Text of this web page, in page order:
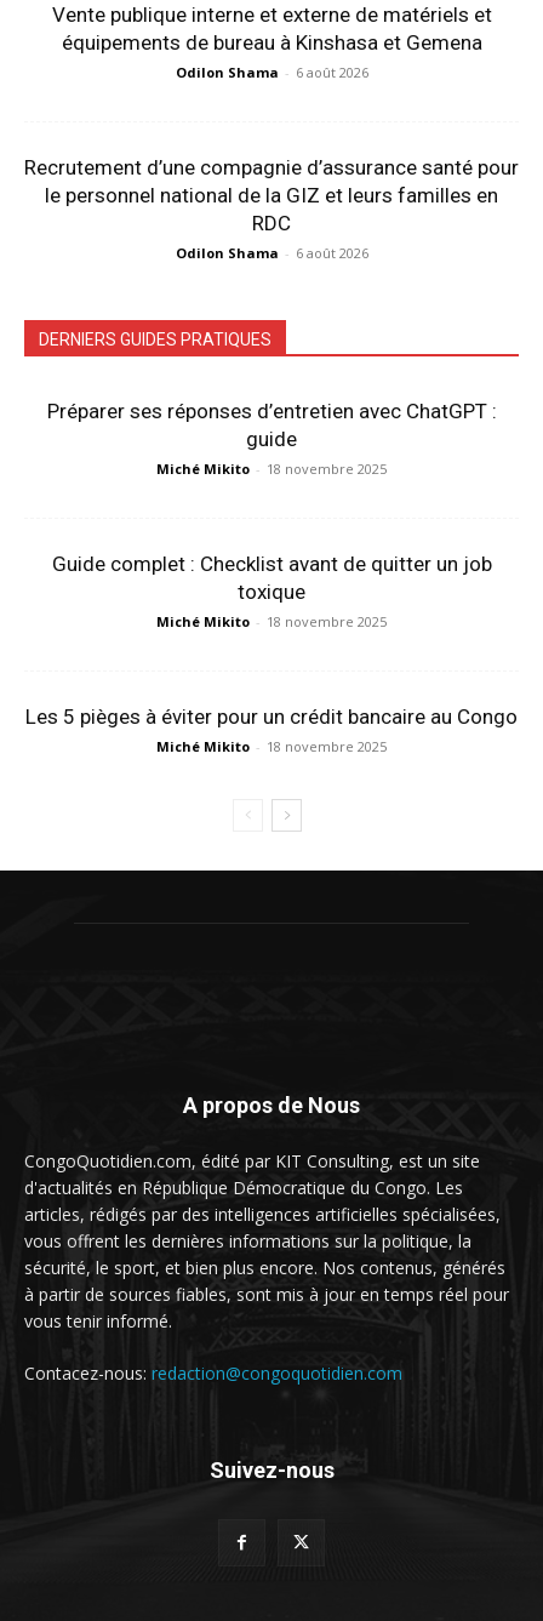
Vente publique interne et externe de matériels et
équipements de bureau à Kinshasa et Gemena
Odilon Shama - 6 août 2026
Recrutement d’une compagnie d’assurance santé pour
le personnel national de la GIZ et leurs familles en
RDC
Odilon Shama - 6 août 2026
DERNIERS GUIDES PRATIQUES
Préparer ses réponses d’entretien avec ChatGPT :
guide
Miché Mikito - 18 novembre 2025
Guide complet : Checklist avant de quitter un job
toxique
Miché Mikito - 18 novembre 2025
Les 5 pièges à éviter pour un crédit bancaire au Congo
Miché Mikito - 18 novembre 2025
A propos de Nous
CongoQuotidien.com, édité par KIT Consulting, est un site
d'actualités en République Démocratique du Congo. Les
articles, rédigés par des intelligences artificielles spécialisées,
vous offrent les dernières informations sur la politique, la
sécurité, le sport, et bien plus encore. Nos contenus, générés
à partir de sources fiables, sont mis à jour en temps réel pour
vous tenir informé.
Contacez-nous: redaction@congoquotidien.com
Suivez-nous